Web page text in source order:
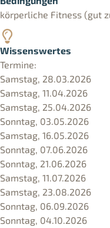
körperliche Fitness (gut
Wissenswertes
Termine:
Samstag, 28.03.2026
Samstag, 11.04.2026
Samstag, 25.04.2026
Sonntag, 03.05.2026
Samstag, 16.05.2026
Sonntag, 07.06.2026
Sonntag, 21.06.2026
Samstag, 11.07.2026
Samstag, 23.08.2026
Sonntag, 06.09.2026
Sonntag, 04.10.2026